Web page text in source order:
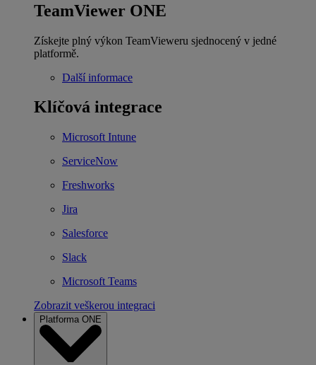
TeamViewer ONE
Získejte plný výkon TeamVieweru sjednocený v jedné
platformě.
Další informace
Klíčová integrace
Microsoft Intune
ServiceNow
Freshworks
Jira
Salesforce
Slack
Microsoft Teams
Zobrazit veškerou integraci
Platforma ONE